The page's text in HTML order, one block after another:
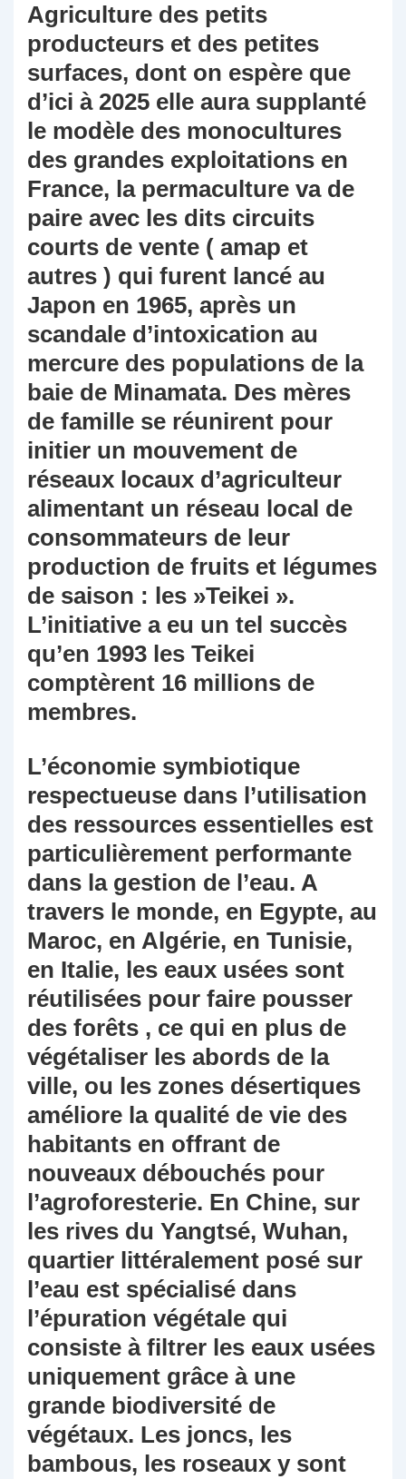
Agriculture des petits
producteurs et des petites
surfaces, dont on espère que
d’ici à 2025 elle aura supplanté
le modèle des monocultures
des grandes exploitations en
France, la permaculture va de
paire avec les dits circuits
courts de vente ( amap et
autres ) qui furent lancé au
Japon en 1965, après un
scandale d’intoxication au
mercure des populations de la
baie de Minamata. Des mères
de famille se réunirent pour
initier un mouvement de
réseaux locaux d’agriculteur
alimentant un réseau local de
consommateurs de leur
production de fruits et légumes
de saison : les »Teikei ».
L’initiative a eu un tel succès
qu’en 1993 les Teikei
comptèrent 16 millions de
membres.
L’économie symbiotique
respectueuse dans l’utilisation
des ressources essentielles est
particulièrement performante
dans la gestion de l’eau. A
travers le monde, en Egypte, au
Maroc, en Algérie, en Tunisie,
en Italie, les eaux usées sont
réutilisées pour faire pousser
des forêts , ce qui en plus de
végétaliser les abords de la
ville, ou les zones désertiques
améliore la qualité de vie des
habitants en offrant de
nouveaux débouchés pour
l’agroforesterie. En Chine, sur
les rives du Yangtsé, Wuhan,
quartier littéralement posé sur
l’eau est spécialisé dans
l’épuration végétale qui
consiste à filtrer les eaux usées
uniquement grâce à une
grande biodiversité de
végétaux. Les joncs, les
bambous, les roseaux y sont